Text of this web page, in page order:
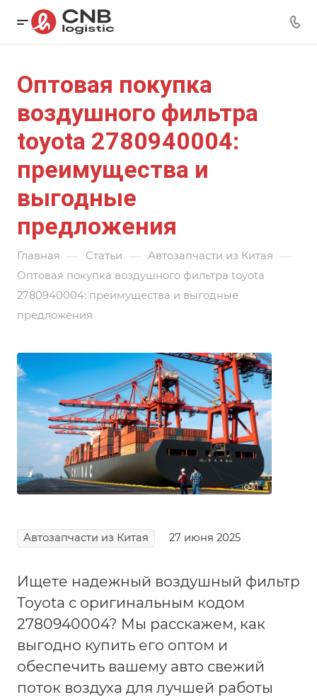
Оптовая покупка
воздушного фильтра
toyota 2780940004:
преимущества и
выгодные
предложения
Главная — Статьи — Автозапчасти из Китая —
Оптовая покупка воздушного фильтра toyota
2780940004: преимущества и выгодные
предложения
Автозапчасти из Китая 27 июня 2025
Ищете надежный воздушный фильтр
Toyota с оригинальным кодом
2780940004? Мы расскажем, как
выгодно купить его оптом и
обеспечить вашему авто свежий
поток воздуха для лучшей работы